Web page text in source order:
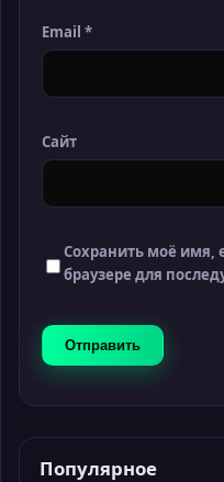
Email *
Сайт
Сохранить моё имя,
браузере для
Популярное